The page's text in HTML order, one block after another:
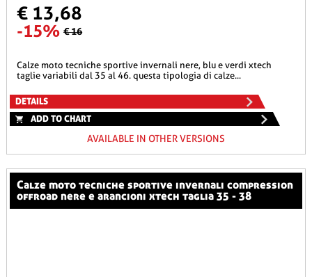
€ 13,68
-15% € 16
calze moto tecniche sportive invernali nere, blu e verdi xtech
taglie variabili dal 35 al 46. questa tipologia di calze...
DETAILS
ADD TO CHART
AVAILABLE IN OTHER VERSIONS
calze moto tecniche sportive invernali compression
offroad nere e arancioni xtech taglia 35 - 38